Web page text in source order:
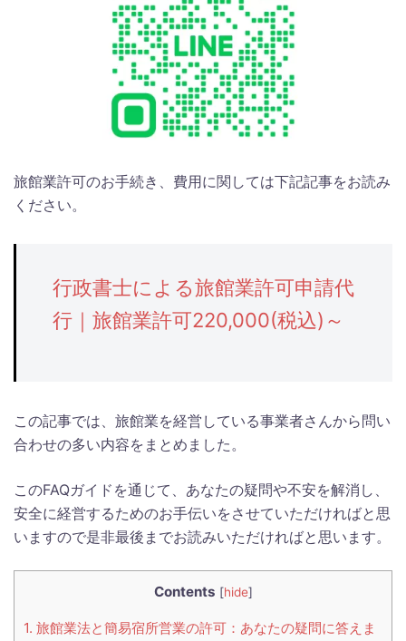
旅館業許可のお手続き、費用に関しては下記記事をお読み
ください。
行政書士による旅館業許可申請代
行｜旅館業許可220,000(税込)～
この記事では、旅館業を経営している事業者さんから問い
合わせの多い内容をまとめました。
このFAQガイドを通じて、あなたの疑問や不安を解消し、
安全に経営するためのお手伝いをさせていただければと思
いますので是非最後までお読みいただければと思います。
Contents [hide]
1. 旅館業法と簡易宿所営業の許可：あなたの疑問に答えま